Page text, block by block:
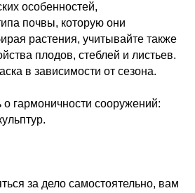
особенностей,
почвы, которую они
растения, учитывайте также
плодов, стеблей и листьев.
в зависимости от сезона.
о гармоничности сооружений:
за дело самостоятельно, вам